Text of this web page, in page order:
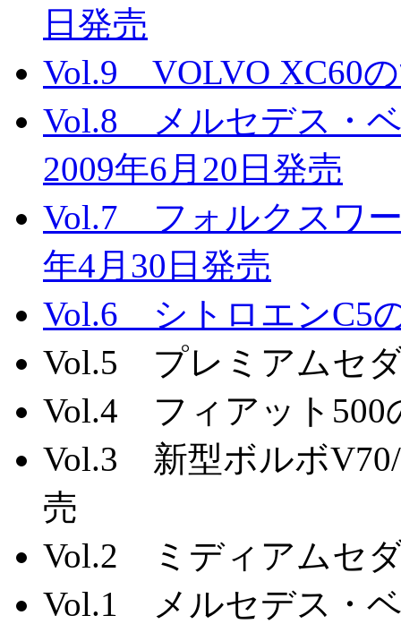
日発売
Vol.9 VOLVO XC60
Vol.8 メルセデス・
2009年6月20日発売
Vol.7 フォルクスワ
年4月30日発売
Vol.6 シトロエンC5
Vol.5 プレミアムセ
Vol.4 フィアット500
Vol.3 新型ボルボ
売
Vol.2 ミディアムセ
Vol.1 メルセデス・